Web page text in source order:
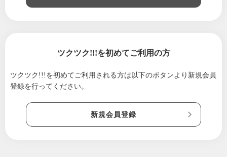
2023/09/16 10月★尾花沢「まるだし未来まつり」開催！
を開始いたしました！
ツクツク!!!を初めてご利用の方
ツクツク!!!を初めてご利用される方は 以下のボタンより新規会員
登録を行ってください。
新規会員登録